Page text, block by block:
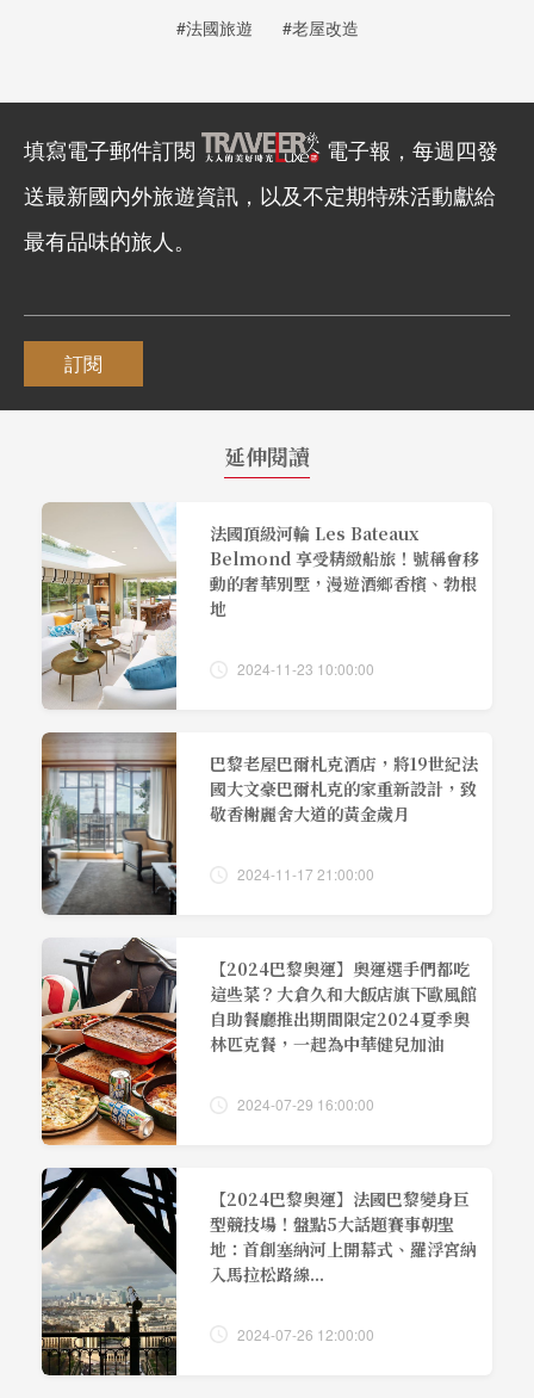
#法國旅遊 #老屋改造
填寫電子郵件訂閱
電子報，每週四發
送最新國內外旅遊資訊，以及不定期特殊活動獻給
最有品味的旅人。
訂閱
延伸閱讀
法國頂級河輪 Les Bateaux
Belmond 享受精緻船旅！號稱會移
動的奢華別墅，漫遊酒鄉香檳、勃根
地
2024-11-23 10:00:00
巴黎老屋巴爾札克酒店，將19世紀法
國大文豪巴爾札克的家重新設計，致
敬香榭麗舍大道的黃金歲月
2024-11-17 21:00:00
【2024巴黎奧運】奧運選手們都吃
這些菜？大倉久和大飯店旗下歐風館
自助餐廳推出期間限定2024夏季奧
林匹克餐，一起為中華健兒加油
2024-07-29 16:00:00
【2024巴黎奧運】法國巴黎變身巨
型競技場！盤點5大話題賽事朝聖
地：首創塞納河上開幕式、羅浮宮納
入馬拉松路線...
2024-07-26 12:00:00